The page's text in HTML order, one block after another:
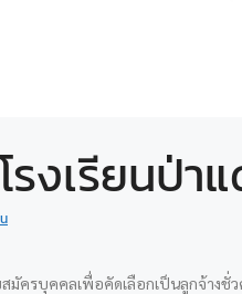
รงเรียนป่า
สมัครบุคคลเพื่อคัดเลือกเป็นลูกจ้าง